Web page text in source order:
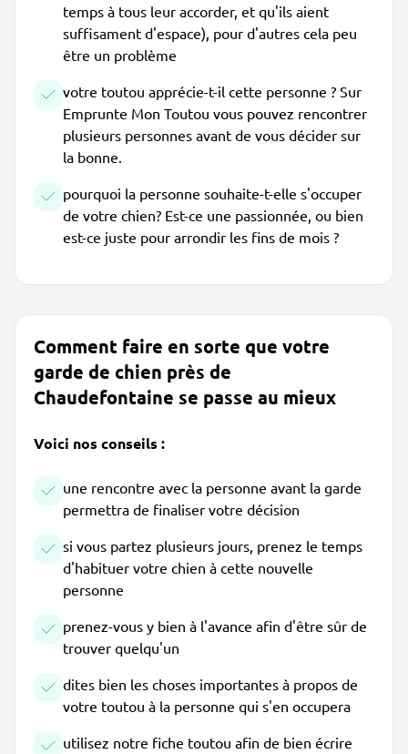
temps à tous leur accorder, et qu'ils aient
suffisament d'espace), pour d'autres cela peu
être un problème
votre toutou apprécie-t-il cette personne ? Sur
Emprunte Mon Toutou vous pouvez rencontrer
plusieurs personnes avant de vous décider sur
la bonne.
pourquoi la personne souhaite-t-elle s'occuper
de votre chien? Est-ce une passionnée, ou bien
est-ce juste pour arrondir les fins de mois ?
Comment faire en sorte que votre
garde de chien près de
Chaudefontaine se passe au mieux
Voici nos conseils :
une rencontre avec la personne avant la garde
permettra de finaliser votre décision
si vous partez plusieurs jours, prenez le temps
d'habituer votre chien à cette nouvelle
personne
prenez-vous y bien à l'avance afin d'être sûr de
trouver quelqu'un
dites bien les choses importantes à propos de
votre toutou à la personne qui s'en occupera
utilisez notre fiche toutou afin de bien écrire